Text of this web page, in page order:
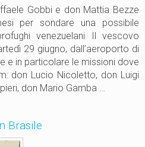
Gobbi e don Mattia Bezze
per sondare una possibile
venezuelani Il vescovo
29 giugno, dall’aeroporto di
e in particolare le missioni dove
don Lucio Nicoletto, don Luigi
don Mario Gamba …
Brasile